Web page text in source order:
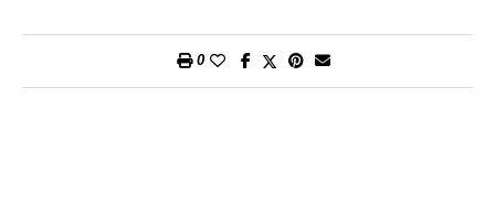
governo. Le interviste alle vittime sono funzionali alla visione,
0